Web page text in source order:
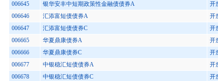
006645
银华安丰中短期政策性金融债债券A
开
006646
汇添富短债债券A
开
006647
汇添富短债债券C
开
006665
华夏鼎康债券A
开
006666
华夏鼎康债券C
开
006677
中银稳汇短债债券A
开
006678
中银稳汇短债债券C
开